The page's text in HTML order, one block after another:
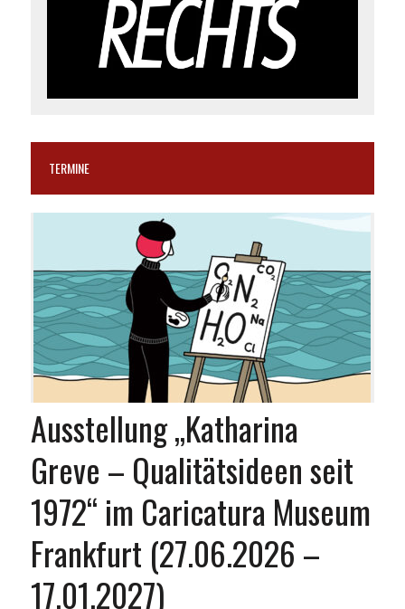
TERMINE
Ausstellung „Katharina
Greve – Qualitätsideen seit
1972“ im Caricatura Museum
Frankfurt (27.06.2026 –
17.01.2027)